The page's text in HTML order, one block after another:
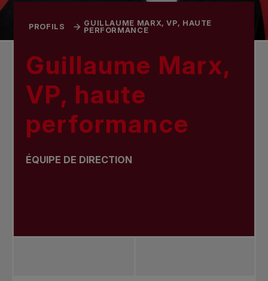
PROFILS
GUILLAUME MARX, VP, HAUTE
PERFORMANCE
Guillaume Marx,
VP, haute
performance
ÉQUIPE DE DIRECTION